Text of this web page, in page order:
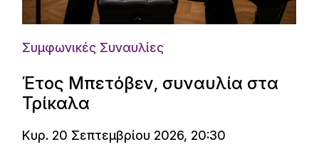
Συμφωνικές Συναυλίες
Έτος Μπετόβεν, συναυλία στα
Τρίκαλα
Κυρ. 20 Σεπτεμβρίου 2026, 20:30